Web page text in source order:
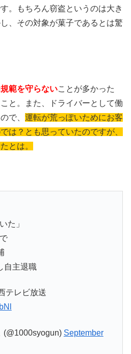
。もちろん窃盗というのは大き
、その対象が菓子であるとは驚
範を守らないことが多かった
と。また、ドライバーとして働
で、 運転が荒っぽいためにお客
は？とも思っていたのですが、
とは。
た」
自主退職
テレビ放送
September